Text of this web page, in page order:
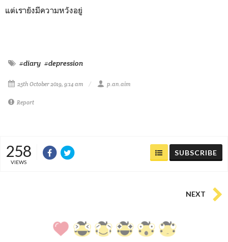
แต่เรายังมีความหวังอยู่
#diary #depression
25th October 2019, 9:14 am p.an.aim
Report
258
VIEWS
SUBSCRIBE
NEXT